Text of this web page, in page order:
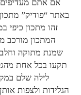
אם אתם
באתר “פודיק”
זהו מתכון כיפי
המתכון מורכב
שמנת מתוקה
תקעו בכל אחת
לילה שלם
הגלידות ולצפות